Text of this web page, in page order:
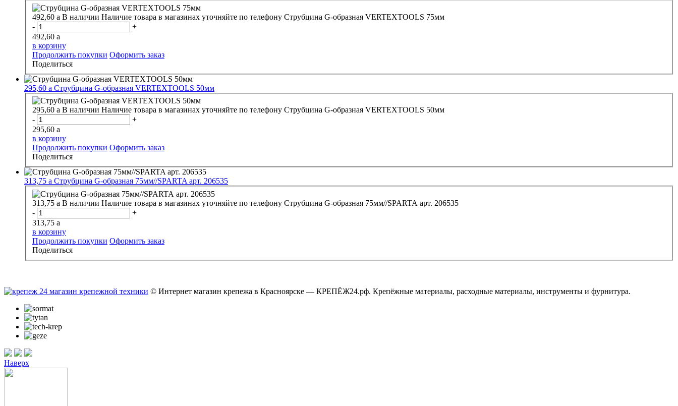
492,60 a В наличии Наличие товара в магазинах уточняйте по телефону Струбцина G-образная VERTEXTOOLS 75мм
-
+
492,60 a
в корзину
Продолжить покупки Оформить заказ
Поделиться
295,60 a Струбцина G-образная VERTEXTOOLS 50мм
295,60 a В наличии Наличие товара в магазинах уточняйте по телефону Струбцина G-образная VERTEXTOOLS 50мм
-
+
295,60 a
в корзину
Продолжить покупки Оформить заказ
Поделиться
313,75 a Струбцина G-образная 75мм//SPARTA арт. 206535
313,75 a В наличии Наличие товара в магазинах уточняйте по телефону Струбцина G-образная 75мм//SPARTA арт. 206535
-
+
313,75 a
в корзину
Продолжить покупки Оформить заказ
Поделиться
© Интернет магазин крепежа в Красноярске — КРЕПЁЖ24.рф. Крепёжные материалы, расходные материалы, инструменты и фурнитура.
Наверх